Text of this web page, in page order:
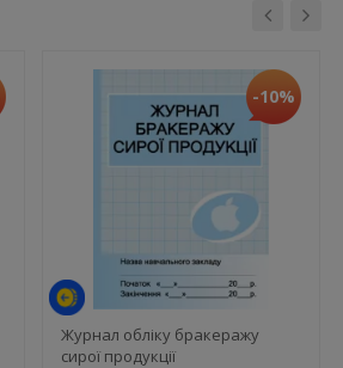
-10%
Журнал обліку бракеражу
сирої продукції